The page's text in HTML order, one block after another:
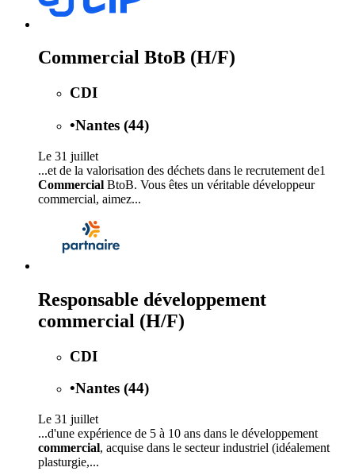
Commercial BtoB (H/F)
CDI
•Nantes (44)
Le 31 juillet
...et de la valorisation des déchets dans le recrutement de1
Commercial BtoB. Vous êtes un véritable développeur
commercial, aimez...
Responsable développement
commercial (H/F)
CDI
•Nantes (44)
Le 31 juillet
...d'une expérience de 5 à 10 ans dans le développement
commercial, acquise dans le secteur industriel (idéalement
plasturgie,...